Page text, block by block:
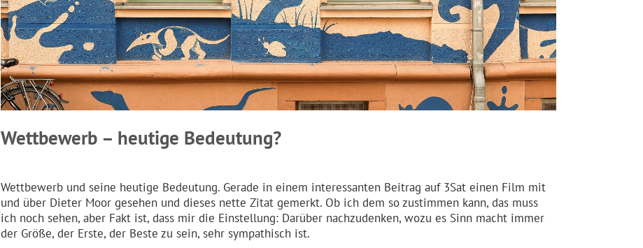
Wettbewerb – heutige Bedeutung?
Wettbewerb und seine heutige Bedeutung. Gerade in einem interessanten Beitrag auf 3Sat einen Film mit
und über Dieter Moor gesehen und dieses nette Zitat gemerkt. Ob ich dem so zustimmen kann, das muss
ich noch sehen, aber Fakt ist, dass mir die Einstellung: Darüber nachzudenken, wozu es Sinn macht immer
der Größe, der Erste, der Beste zu sein, sehr sympathisch ist.